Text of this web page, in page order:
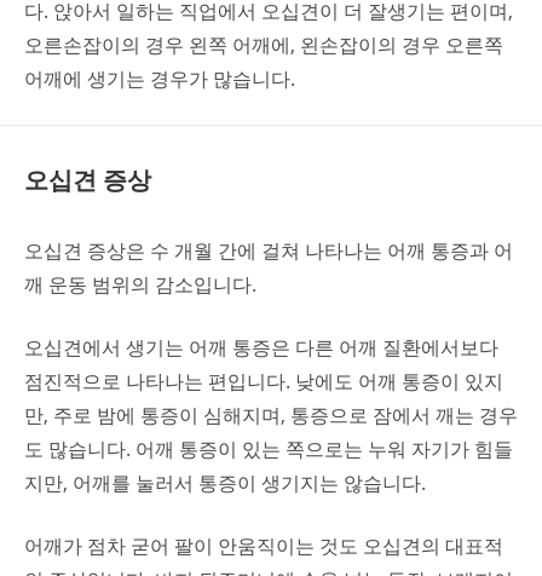
다. 앉아서 일하는 직업에서 오십견이 더 잘생기는 편이며,
오른손잡이의 경우 왼쪽 어깨에, 왼손잡이의 경우 오른쪽
어깨에 생기는 경우가 많습니다.
오십견 증상
오십견 증상은 수 개월 간에 걸쳐 나타나는 어깨 통증과 어
깨 운동 범위의 감소입니다.
오십견에서 생기는 어깨 통증은 다른 어깨 질환에서보다
점진적으로 나타나는 편입니다. 낮에도 어깨 통증이 있지
만, 주로 밤에 통증이 심해지며, 통증으로 잠에서 깨는 경우
도 많습니다. 어깨 통증이 있는 쪽으로는 누워 자기가 힘들
지만, 어깨를 눌러서 통증이 생기지는 않습니다.
어깨가 점차 굳어 팔이 안움직이는 것도 오십견의 대표적